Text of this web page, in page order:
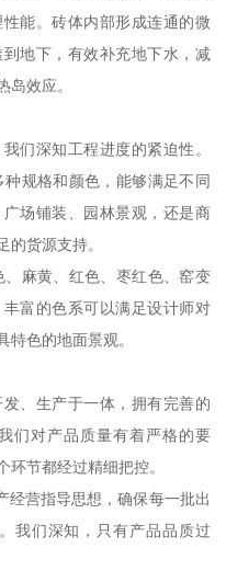
能。砖体内部形成连通的微
地下，有效补充地下水，减
岛效应。
们深知工程进度的紧迫性。
规格和颜色，能够满足不同
场铺装、园林景观，还是商
的货源支持。
麻黄、红色、枣红色、窑变
富的色系可以满足设计师对
色的地面景观。
、生产于一体，拥有完善的
们对产品质量有着严格的要
节都经过精细把控。
经营指导思想，确保每一批出
我们深知，只有产品品质过